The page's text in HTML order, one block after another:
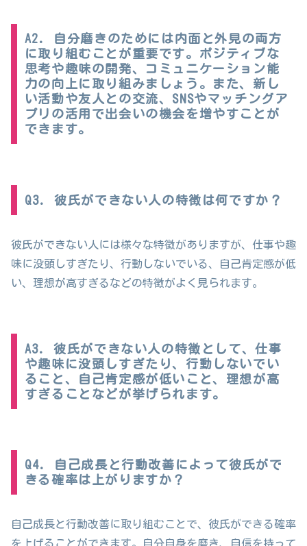
A2. 自分磨きのためには内面と外見の両方
に取り組むことが重要です。ポジティブな
思考や趣味の開発、コミュニケーション能
力の向上に取り組みましょう。また、新し
い活動や友人との交流、SNSやマッチングア
プリの活用で出会いの機会を増やすことが
できます。
Q3. 彼氏ができない人の特徴は何ですか？
彼氏ができない人には様々な特徴がありますが、仕事や趣
味に没頭しすぎたり、行動しないでいる、自己肯定感が低
い、理想が高すぎるなどの特徴がよく見られます。
A3. 彼氏ができない人の特徴として、仕事
や趣味に没頭しすぎたり、行動しないでい
ること、自己肯定感が低いこと、理想が高
すぎることなどが挙げられます。
Q4. 自己成長と行動改善によって彼氏がで
きる確率は上がりますか？
自己成長と行動改善に取り組むことで、彼氏ができる確率
を上げることができます。自分自身を磨き、自信を持って